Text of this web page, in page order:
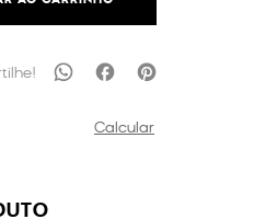
Calcular